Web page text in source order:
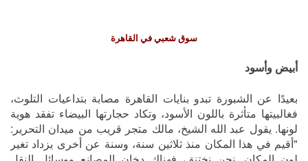
سوق شعبي في القاهرة
أبيض وأسود
بعيدًا عن الشبورة تبدو بنايات القاهرة مصابة بتداعيات التلوث،
فغالبيتها متأثرة باللون الأسود، وتكاد حجارتها البيضاء تفقد هوية
لونها. يقول عبد الله الشيخ، مالك متجر قريب من ميدان التحرير:
"أقيم في هذا المكان منذ ثلاثين سنة، وسنة عن أخرى يزداد تغير